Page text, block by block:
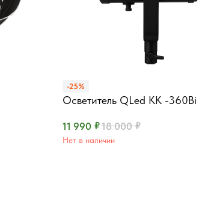
-25%
Осветитель QLed KK -360Bi
11 990 ₽18 000 ₽
Нет в наличии